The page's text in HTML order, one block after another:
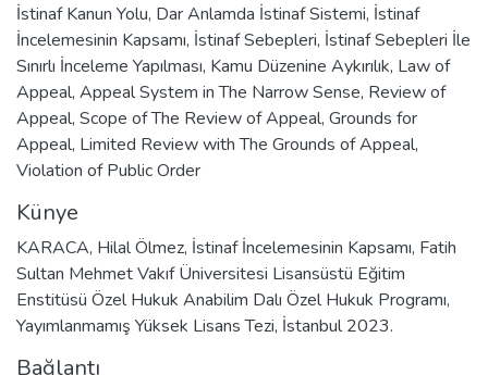
İstinaf Kanun Yolu, Dar Anlamda İstinaf Sistemi, İstinaf
İncelemesinin Kapsamı, İstinaf Sebepleri, İstinaf Sebepleri İle
Sınırlı İnceleme Yapılması, Kamu Düzenine Aykırılık, Law of
Appeal, Appeal System in The Narrow Sense, Review of
Appeal, Scope of The Review of Appeal, Grounds for
Appeal, Limited Review with The Grounds of Appeal,
Violation of Public Order
Künye
KARACA, Hilal Ölmez, İstinaf İncelemesinin Kapsamı, Fatih
Sultan Mehmet Vakıf Üniversitesi Lisansüstü Eğitim
Enstitüsü Özel Hukuk Anabilim Dalı Özel Hukuk Programı,
Yayımlanmamış Yüksek Lisans Tezi, İstanbul 2023.
Bağlantı